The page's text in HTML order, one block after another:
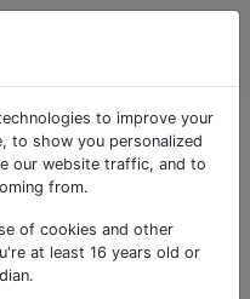
relation avec les
to improve your
to show you personalized
our website traffic, and to
from.
of cookies and other
at least 16 years old or